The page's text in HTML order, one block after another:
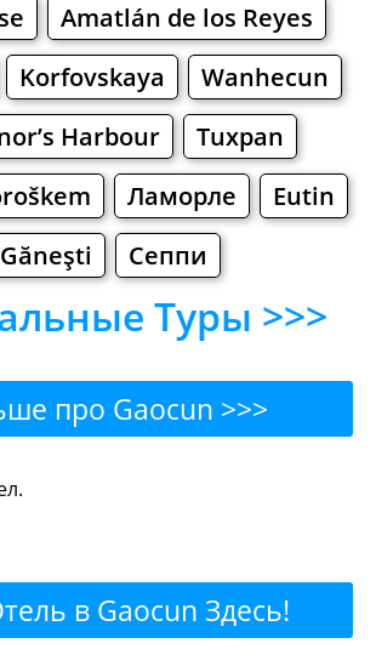
Amatlán de los Reyes
Korfovskaya
Wanhecun
Harbour
Tuxpan
Ламорле
Eutin
Găneşti
Сеппи
Туры >>>
про Gaocun >>>
- Где поесть или
Кафе Бары
Пиво
в Gaocun Здесь!